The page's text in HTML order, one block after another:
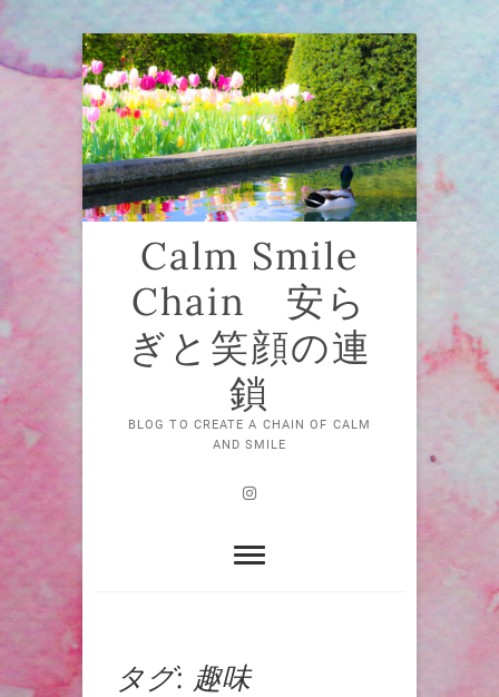
Skip
to
content
Calm Smile
Chain 安ら
ぎと笑顔の連
鎖
BLOG TO CREATE A CHAIN OF CALM
AND SMILE
Instagram
タグ: 趣味